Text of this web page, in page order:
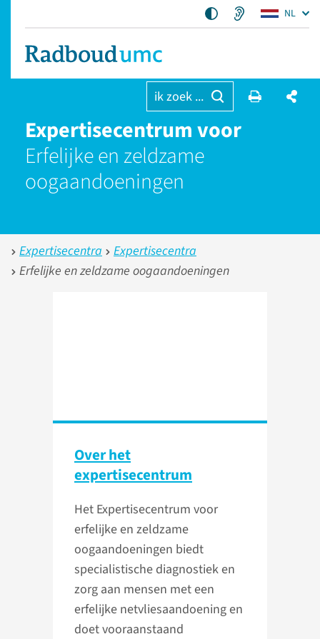
NL
ik zoek ...
Expertisecentrum voor
Erfelijke en zeldzame
oogaandoeningen
Expertisecentra
Expertisecentra
Erfelijke en zeldzame oogaandoeningen
Over het
expertisecentrum
Het Expertisecentrum voor
erfelijke en zeldzame
oogaandoeningen biedt
specialistische diagnostiek en
zorg aan mensen met een
erfelijke netvliesaandoening en
doet vooraanstaand